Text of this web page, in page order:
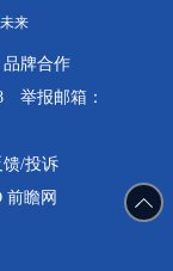
来
品牌合作
举报邮箱：
馈/投诉
前瞻网